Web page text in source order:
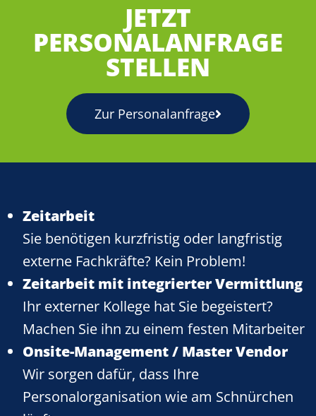
JETZT
PERSONALANFRAGE
STELLEN
Zur Personalanfrage
Zeitarbeit
Sie benötigen kurzfristig oder langfristig
externe Fachkräfte? Kein Problem!
Zeitarbeit mit integrierter Vermittlung
Ihr externer Kollege hat Sie begeistert?
Machen Sie ihn zu einem festen Mitarbeiter
Onsite-Management / Master Vendor
Wir sorgen dafür, dass Ihre
Personalorganisation wie am Schnürchen